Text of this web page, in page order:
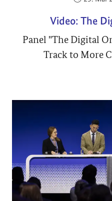
Video: The
Panel "The Digital
Track to More